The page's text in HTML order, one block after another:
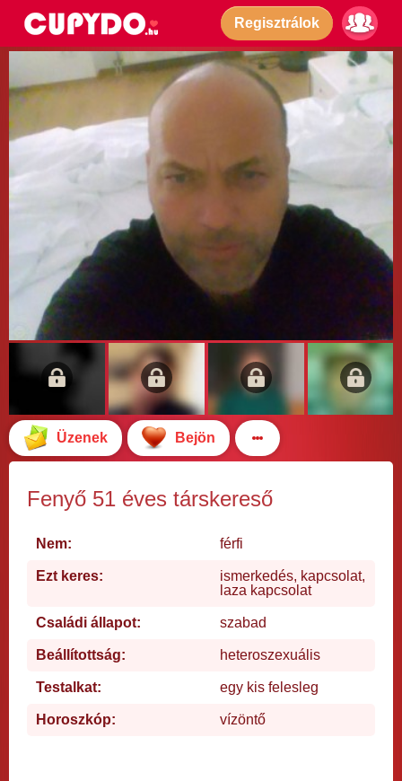
Regisztrálok
Üzenek Bejön
Fenyő 51 éves társkereső
Nem: férfi
Ezt keres:
ismerkedés, kapcsolat,
laza kapcsolat
Családi állapot: szabad
Beállítottság: heteroszexuális
Testalkat: egy kis felesleg
Horoszkóp: vízöntő